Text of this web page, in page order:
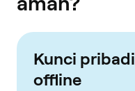
Kunci
offline